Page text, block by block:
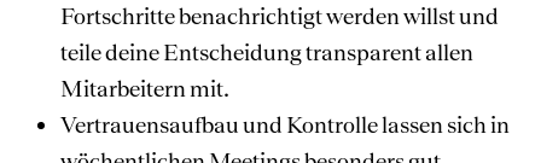
Fortschritte benachrichtigt werden willst und
teile deine Entscheidung transparent allen
Mitarbeitern mit.
Vertrauensaufbau und Kontrolle lassen sich in